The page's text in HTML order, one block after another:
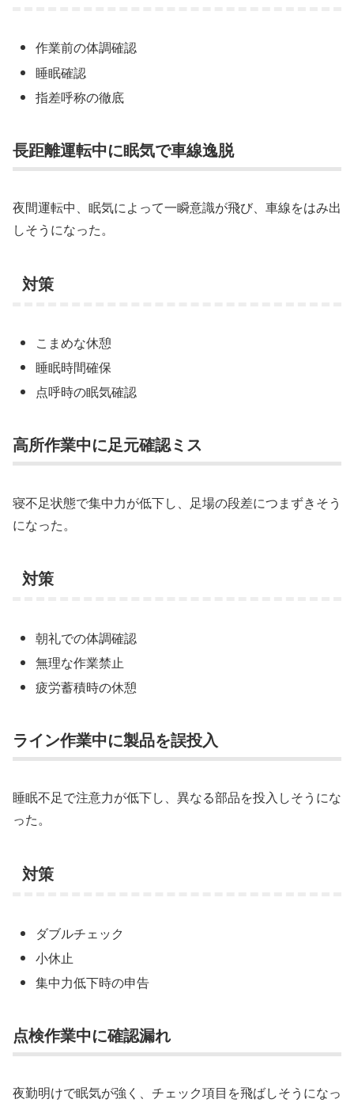
作業前の体調確認
睡眠確認
指差呼称の徹底
長距離運転中に眠気で車線逸脱
夜間運転中、眠気によって一瞬意識が飛び、車線をはみ出
しそうになった。
対策
こまめな休憩
睡眠時間確保
点呼時の眠気確認
高所作業中に足元確認ミス
寝不足状態で集中力が低下し、足場の段差につまずきそう
になった。
対策
朝礼での体調確認
無理な作業禁止
疲労蓄積時の休憩
ライン作業中に製品を誤投入
睡眠不足で注意力が低下し、異なる部品を投入しそうにな
った。
対策
ダブルチェック
小休止
集中力低下時の申告
点検作業中に確認漏れ
夜勤明けで眠気が強く、チェック項目を飛ばしそうになっ